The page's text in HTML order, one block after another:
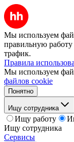
Мы используем
правильную работу
трафик.
Правила
Мы используем
файлов cookie
Понятно
Ищу сотрудника
Ищу работу
Ищу сотрудника
Сервисы